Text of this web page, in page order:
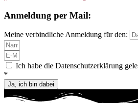
Anmeldung per Mail:
Meine verbindliche Anmeldung für den:
Ich habe die Datenschutzerklärung
*
Ja, ich bin dabei